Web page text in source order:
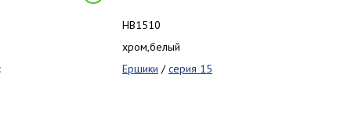
HB1510
хром,белый
Ершики /серия 15